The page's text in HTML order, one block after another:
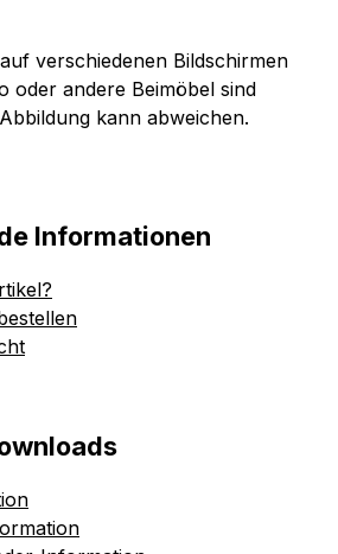
verschiedenen Bildschirmen
oder andere Beimöbel sind
kann abweichen.
Informationen